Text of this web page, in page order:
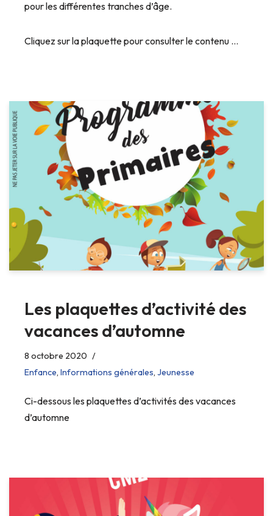
pour les différentes tranches d’âge.
Cliquez sur la plaquette pour consulter le contenu …
Les plaquettes d’activité des
vacances d’automne
8 octobre 2020
Enfance, Informations générales, Jeunesse
Ci-dessous les plaquettes d’activités des vacances
d’automne